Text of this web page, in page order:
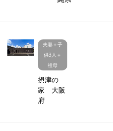
夫妻＋子
供3人＋
祖母
摂津の
家 大阪
府